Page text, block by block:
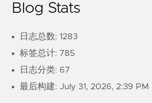
Blog Stats
日志总数: 1283
标签总计: 785
日志分类: 67
最后构建: July 31, 2026, 2:39 PM